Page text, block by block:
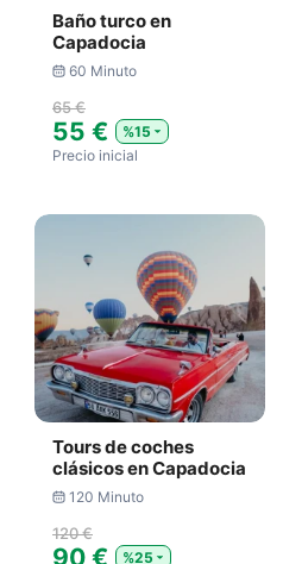
Baño turco en
Capadocia
60 Minuto
65 €
55 €
%15
Precio inicial
Tours de coches
clásicos en Capadocia
120 Minuto
120 €
90 €
%25